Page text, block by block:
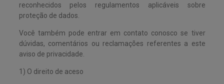
reconhecidos pelos regulamentos aplicáveis sobre
proteção de dados.
Você também pode entrar em contato conosco se tiver
dúvidas, comentários ou reclamações referentes a este
aviso de privacidade.
1) O direito de aceso